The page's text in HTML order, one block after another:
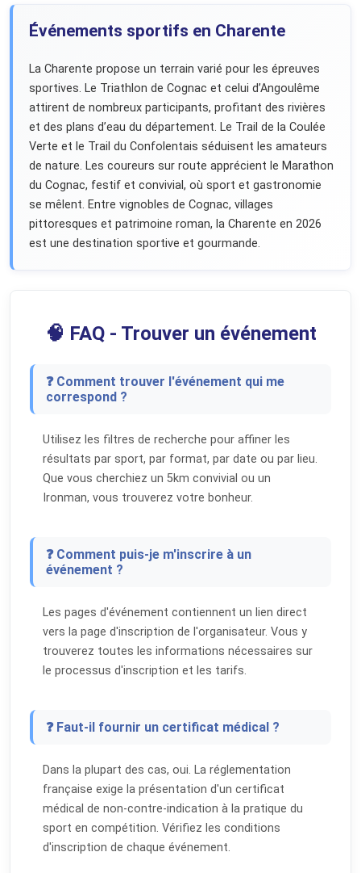
Événements sportifs en Charente
La Charente propose un terrain varié pour les épreuves
sportives. Le Triathlon de Cognac et celui d’Angoulême
attirent de nombreux participants, profitant des rivières
et des plans d’eau du département. Le Trail de la Coulée
Verte et le Trail du Confolentais séduisent les amateurs
de nature. Les coureurs sur route apprécient le Marathon
du Cognac, festif et convivial, où sport et gastronomie
se mêlent. Entre vignobles de Cognac, villages
pittoresques et patrimoine roman, la Charente en 2026
est une destination sportive et gourmande.
🧠 FAQ - Trouver un événement
❓ Comment trouver l'événement qui me
correspond ?
Utilisez les filtres de recherche pour affiner les
résultats par sport, par format, par date ou par lieu.
Que vous cherchiez un 5km convivial ou un
Ironman, vous trouverez votre bonheur.
❓ Comment puis-je m'inscrire à un
événement ?
Les pages d'événement contiennent un lien direct
vers la page d'inscription de l'organisateur. Vous y
trouverez toutes les informations nécessaires sur
le processus d'inscription et les tarifs.
❓ Faut-il fournir un certificat médical ?
Dans la plupart des cas, oui. La réglementation
française exige la présentation d'un certificat
médical de non-contre-indication à la pratique du
sport en compétition. Vérifiez les conditions
d'inscription de chaque événement.